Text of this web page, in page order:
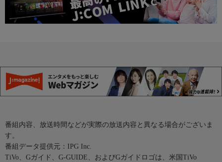
番組内容、放送時間などが実際の放送内容と異なる場合がございま
す。
番組データ提供元：IPG Inc.
TiVo、Gガイド、G-GUIDE、およびGガイドロゴは、米国TiVo